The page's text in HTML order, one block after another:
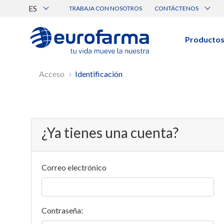
ES TRABAJA CON NOSOTROS CONTÁCTENOS
Canal de Ética Eurofarma
Productos
Ver todos los productos
Acceso Identificación
¿Ya tienes una cuenta?
Correo electrónico
Contraseña: